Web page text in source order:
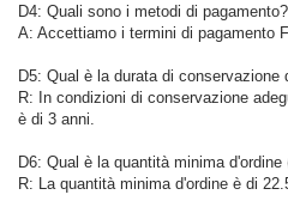
D4: Quali sono i metodi di pagamento?
A: Accettiamo i termini di pagamento
D5: Qual è la durata di conservazione
R: In condizioni di conservazione
è di 3 anni.
D6: Qual è la quantità minima
R: La quantità minima d'ordine è di